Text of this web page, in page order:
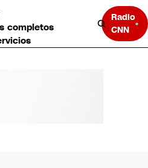
completos
Radio
CNN